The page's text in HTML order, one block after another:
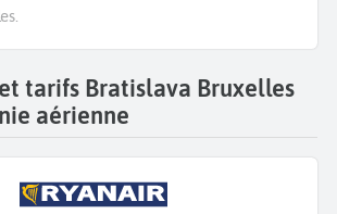
tarifs Bratislava Bruxelles
aérienne